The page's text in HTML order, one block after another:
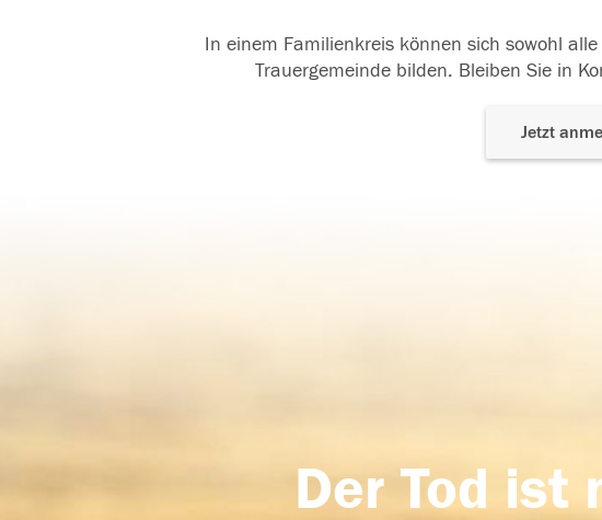
In einem Familienkreis können sich sowohl
Trauergemeinde bilden. Bleiben Sie in
Jetzt
Der Tod ist